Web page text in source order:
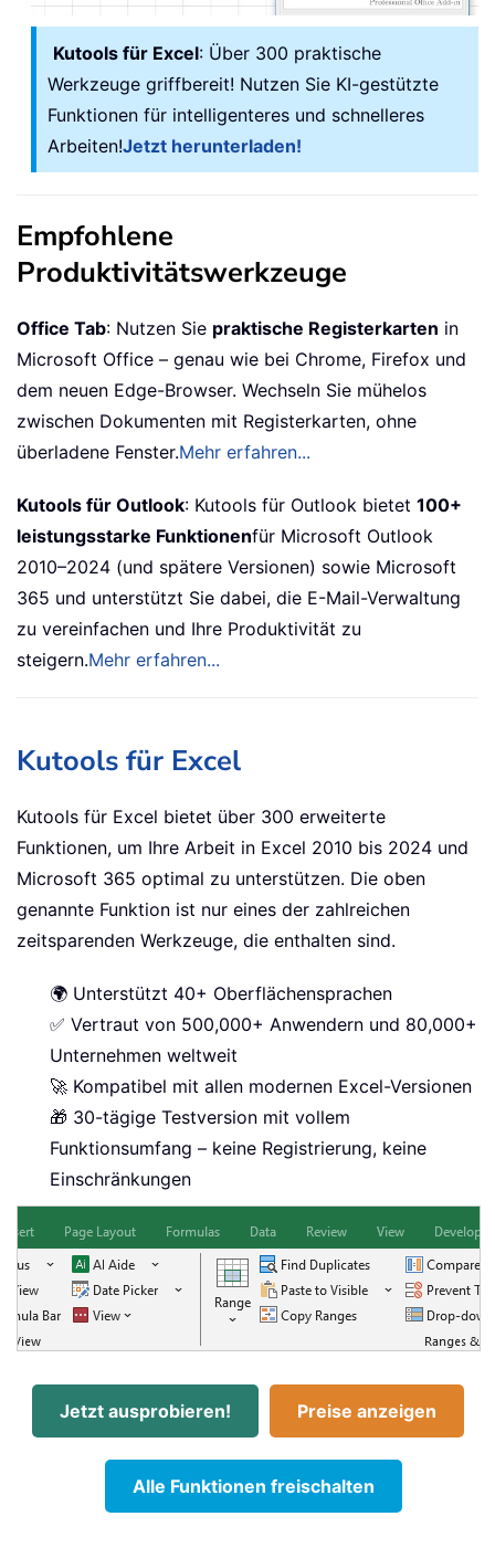
Kutools für Excel: Über 300 praktische
Werkzeuge griffbereit! Nutzen Sie KI-gestützte
Funktionen für intelligenteres und schnelleres
Arbeiten!Jetzt herunterladen!
Empfohlene
Produktivitätswerkzeuge
Office Tab: Nutzen Sie praktische Registerkarten in
Microsoft Office – genau wie bei Chrome, Firefox und
dem neuen Edge-Browser. Wechseln Sie mühelos
zwischen Dokumenten mit Registerkarten, ohne
überladene Fenster.Mehr erfahren...
Kutools für Outlook: Kutools für Outlook bietet 100+
leistungsstarke Funktionenfür Microsoft Outlook
2010–2024 (und spätere Versionen) sowie Microsoft
365 und unterstützt Sie dabei, die E-Mail-Verwaltung
zu vereinfachen und Ihre Produktivität zu
steigern.Mehr erfahren...
Kutools für Excel
Kutools für Excel bietet über 300 erweiterte
Funktionen, um Ihre Arbeit in Excel 2010 bis 2024 und
Microsoft 365 optimal zu unterstützen. Die oben
genannte Funktion ist nur eines der zahlreichen
zeitsparenden Werkzeuge, die enthalten sind.
🌍 Unterstützt 40+ Oberflächensprachen
✅ Vertraut von 500,000+ Anwendern und 80,000+
Unternehmen weltweit
🚀 Kompatibel mit allen modernen Excel-Versionen
🎁 30-tägige Testversion mit vollem
Funktionsumfang – keine Registrierung, keine
Einschränkungen
Jetzt ausprobieren! Preise anzeigen
Alle Funktionen freischalten